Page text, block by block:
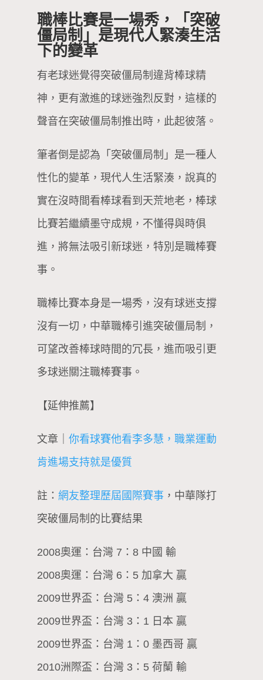
職棒比賽是一場秀，「突破
僵局制」是現代人緊湊生活
下的變革
有老球迷覺得突破僵局制違背棒球精
神，更有激進的球迷強烈反對，這樣的
聲音在突破僵局制推出時，此起彼落。
筆者倒是認為「突破僵局制」是一種人
性化的變革，現代人生活緊湊，說真的
實在沒時間看棒球看到天荒地老，棒球
比賽若繼續墨守成規，不懂得與時俱
進，將無法吸引新球迷，特別是職棒賽
事。
職棒比賽本身是一場秀，沒有球迷支撐
沒有一切，中華職棒引進突破僵局制，
可望改善棒球時間的冗長，進而吸引更
多球迷關注職棒賽事。
【延伸推薦】
文章｜ 你看球賽他看李多慧，職業運動
肯進場支持就是優質
註： 網友整理歷屆國際賽事，中華隊打
突破僵局制的比賽結果
2008奧運：台灣 7：8 中國 輸
2008奧運：台灣 6：5 加拿大 贏
2009世界盃：台灣 5：4 澳洲 贏
2009世界盃：台灣 3：1 日本 贏
2009世界盃：台灣 1：0 墨西哥 贏
2010洲際盃：台灣 3：5 荷蘭 輸